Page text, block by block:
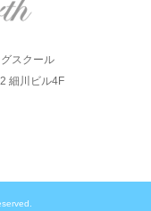
スクール
細川ビル4F